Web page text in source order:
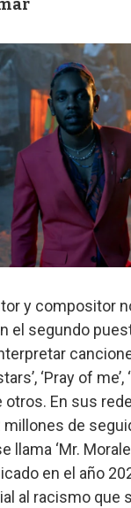
y compositor
el segundo
‘Pray of
otros. En sus
de
llama ‘Mr.
en el año
al racismo que